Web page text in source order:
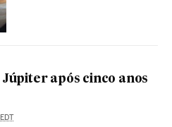
Júpiter após cinco anos
EDT